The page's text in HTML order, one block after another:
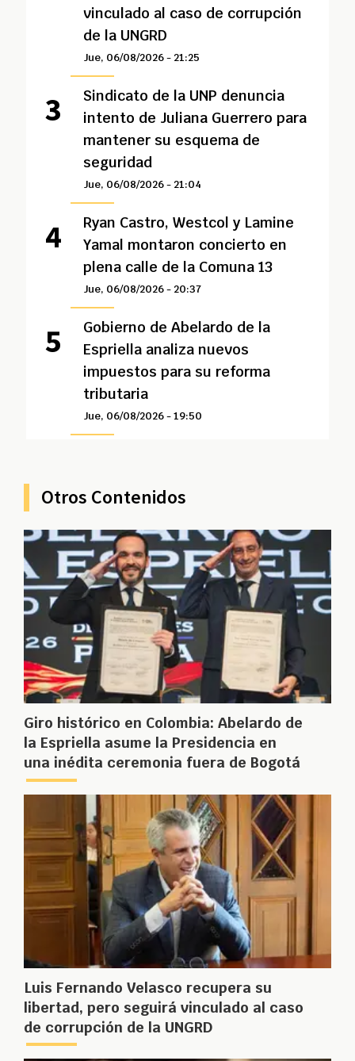
vinculado al caso de corrupción
de la UNGRD
Jue, 06/08/2026 - 21:25
Sindicato de la UNP denuncia
intento de Juliana Guerrero para
mantener su esquema de
seguridad
Jue, 06/08/2026 - 21:04
Ryan Castro, Westcol y Lamine
Yamal montaron concierto en
plena calle de la Comuna 13
Jue, 06/08/2026 - 20:37
Gobierno de Abelardo de la
Espriella analiza nuevos
impuestos para su reforma
tributaria
Jue, 06/08/2026 - 19:50
Otros Contenidos
Giro histórico en Colombia: Abelardo de
la Espriella asume la Presidencia en
una inédita ceremonia fuera de Bogotá
Luis Fernando Velasco recupera su
libertad, pero seguirá vinculado al caso
de corrupción de la UNGRD